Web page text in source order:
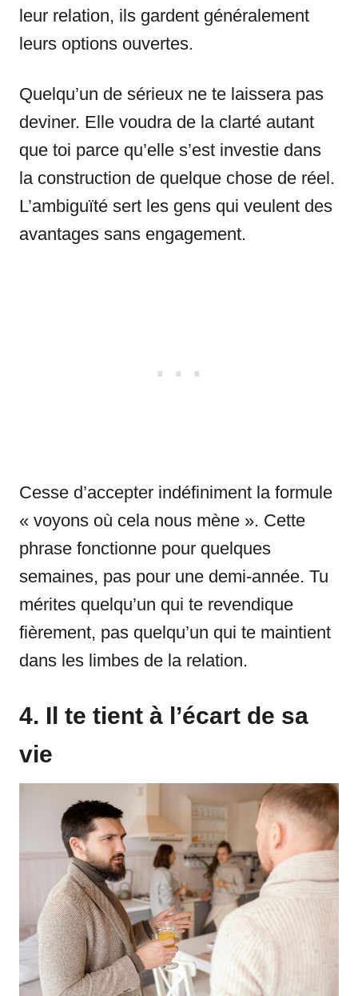
leur relation, ils gardent généralement
leurs options ouvertes.
Quelqu’un de sérieux ne te laissera pas
deviner. Elle voudra de la clarté autant
que toi parce qu’elle s’est investie dans
la construction de quelque chose de réel.
L’ambiguïté sert les gens qui veulent des
avantages sans engagement.
Cesse d’accepter indéfiniment la formule
« voyons où cela nous mène ». Cette
phrase fonctionne pour quelques
semaines, pas pour une demi-année. Tu
mérites quelqu’un qui te revendique
fièrement, pas quelqu’un qui te maintient
dans les limbes de la relation.
4. Il te tient à l’écart de sa
vie